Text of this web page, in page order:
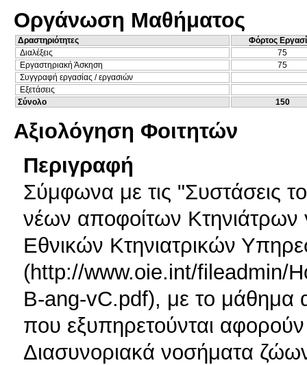
Οργάνωση Μαθήματος
Δραστηριότητες
Φόρτος
Διαλέξεις
75
Εργαστηριακή Άσκηση
75
Συγγραφή εργασίας / εργασιών
Εξετάσεις
Σύνολο
150
Αξιολόγηση Φοιτητών
Περιγραφή
Σύμφωνα με τις "Συστάσεις
νέων αποφοίτων Κτηνιάτρων
Εθνικών Κτηνιατρικών
(http://www.oie.int/fileadmin/
B-ang-vC.pdf), με το μάθημα
που εξυπηρετούνται
Διασυνοριακά νοσήματα